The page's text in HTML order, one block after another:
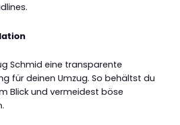
Schmid eine transparente
für deinen Umzug. So behältst du
Blick und vermeidest böse